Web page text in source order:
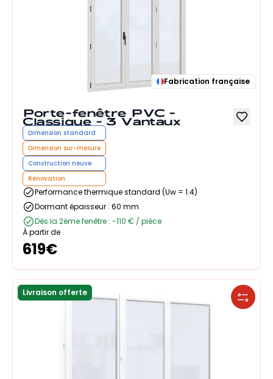
Fabrication française
Porte-fenêtre PVC -
Classique - 3 Vantaux
Dimension standard
Dimension sur-mesure
Construction neuve
Rénovation
Performance thermique standard (Uw = 1.4)
Dormant épaisseur : 60 mm
Dès la 2ème fenêtre : -110 € / pièce
À partir de
619€
Livraison offerte